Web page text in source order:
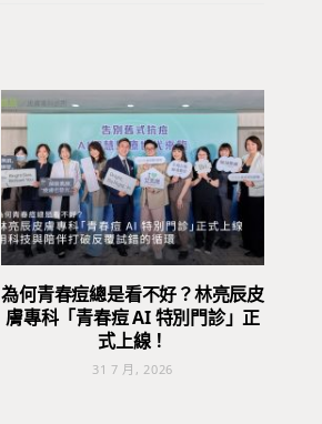
為何青春痘總是看不好？林亮辰皮
膚專科「青春痘 AI 特別門診」正
式上線！
31 7 月, 2026